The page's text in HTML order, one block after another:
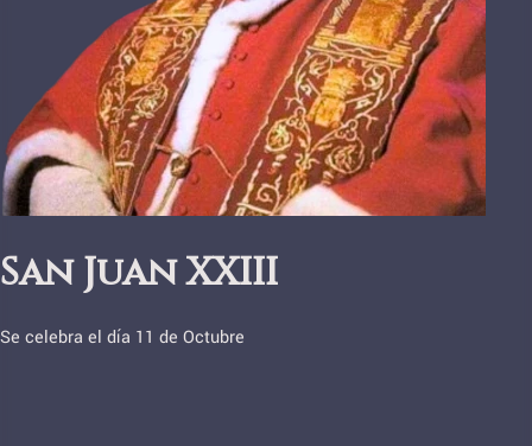
San Juan XXIII
Se celebra el día 11 de Octubre